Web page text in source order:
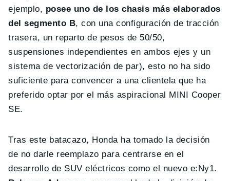
ejemplo, posee uno de los chasis más elaborados
del segmento B, con una configuración de tracción
trasera, un reparto de pesos de 50/50,
suspensiones independientes en ambos ejes y un
sistema de vectorización de par), esto no ha sido
suficiente para convencer a una clientela que ha
preferido optar por el más aspiracional MINI Cooper
SE.
Tras este batacazo, Honda ha tomado la decisión
de no darle reemplazo para centrarse en el
desarrollo de SUV eléctricos como el nuevo e:Ny1.